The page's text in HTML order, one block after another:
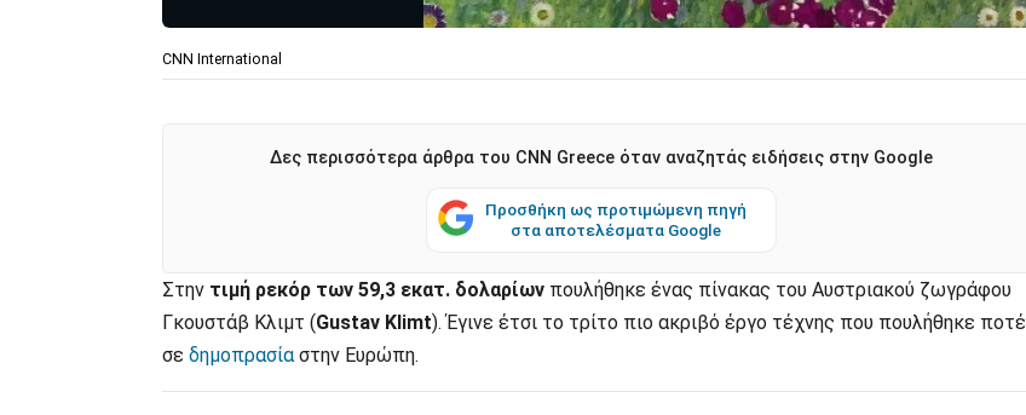
CNN International
Δες περισσότερα άρθρα του CNN Greece όταν αναζητάς ειδήσεις στην Google
Προσθήκη ως προτιμώμενη πηγή
στα αποτελέσματα Google
Στην τιμή ρεκόρ των 59,3 εκατ. δολαρίων πουλήθηκε ένας πίνακας του Αυστριακού ζωγράφου
Γκουστάβ Κλιμτ (Gustav Klimt). Έγινε έτσι το τρίτο πιο ακριβό έργο τέχνης που πουλήθηκε ποτέ
σε δημοπρασίαστην Ευρώπη.